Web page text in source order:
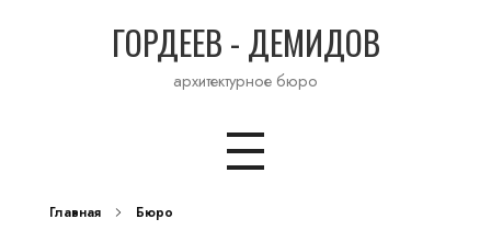
ГОРДЕЕВ - ДЕМИДОВ
архитектурное бюро
Главная Бюро